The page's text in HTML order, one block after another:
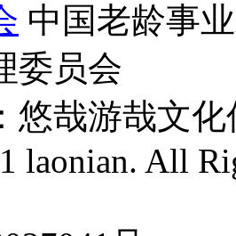
中国老龄事
委员会
悠哉游哉文
laonian. All